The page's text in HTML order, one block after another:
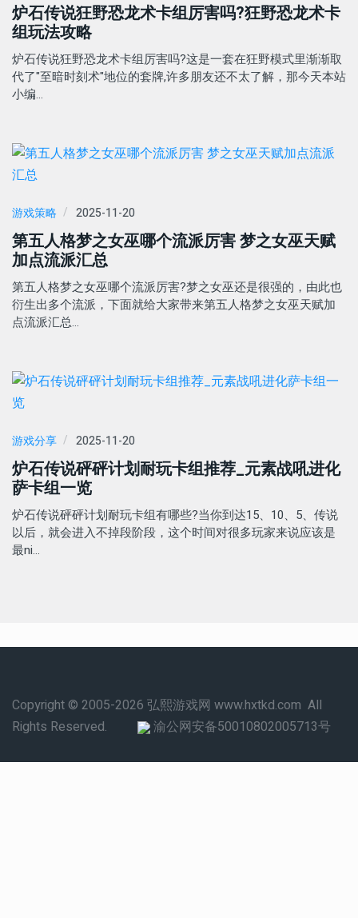
炉石传说狂野恐龙术卡组厉害吗?狂野恐龙术卡
组玩法攻略
炉石传说狂野恐龙术卡组厉害吗?这是一套在狂野模式里渐渐取
代了"至暗时刻术"地位的套牌,许多朋友还不太了解，那今天本站
小编…
游戏策略 2025-11-20
第五人格梦之女巫哪个流派厉害 梦之女巫天赋
加点流派汇总
第五人格梦之女巫哪个流派厉害?梦之女巫还是很强的，由此也
衍生出多个流派，下面就给大家带来第五人格梦之女巫天赋加
点流派汇总…
游戏分享 2025-11-20
炉石传说砰砰计划耐玩卡组推荐_元素战吼进化
萨卡组一览
炉石传说砰砰计划耐玩卡组有哪些?当你到达15、10、5、传说
以后，就会进入不掉段阶段，这个时间对很多玩家来说应该是
最ni…
Copyright © 2005-2026 弘熙游戏网 www.hxtkd.com All
Rights Reserved.
渝公网安备50010802005713号